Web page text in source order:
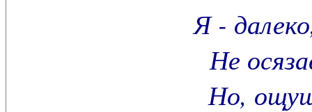
Я -
Не
Но,